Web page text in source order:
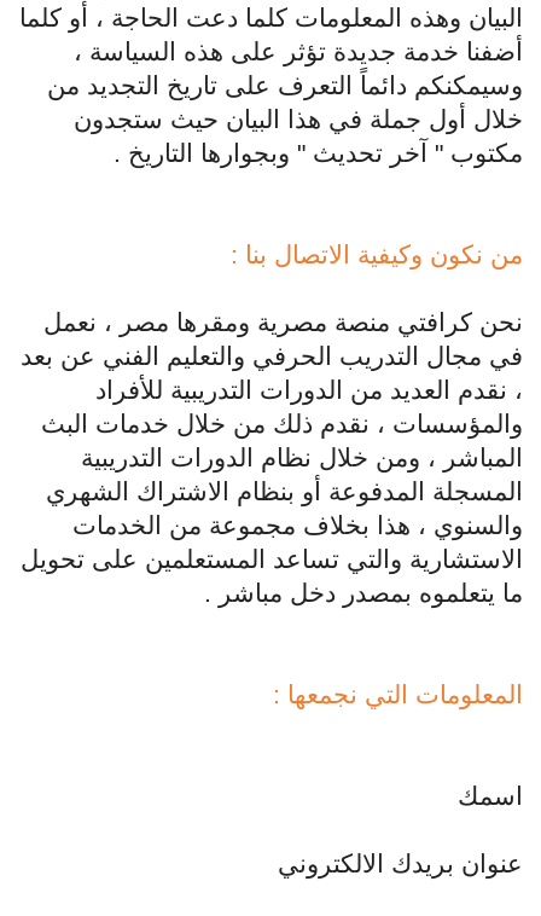
البيان وهذه المعلومات كلما دعت الحاجة ، أو كلما
أضفنا خدمة جديدة تؤثر على هذه السياسة ،
وسيمكنكم دائماً التعرف على تاريخ التجديد من
خلال أول جملة في هذا البيان حيث ستجدون
مكتوب " آخر تحديث " وبجوارها التاريخ .
من نكون وكيفية الاتصال بنا :
نحن كرافتي منصة مصرية ومقرها مصر ، نعمل
في مجال التدريب الحرفي والتعليم الفني عن بعد
، نقدم العديد من الدورات التدريبية للأفراد
والمؤسسات ، نقدم ذلك من خلال خدمات البث
المباشر ، ومن خلال نظام الدورات التدريبية
المسجلة المدفوعة أو بنظام الاشتراك الشهري
والسنوي ، هذا بخلاف مجموعة من الخدمات
الاستشارية والتي تساعد المستعلمين على تحويل
ما يتعلموه بمصدر دخل مباشر .
المعلومات التي نجمعها :
اسمك
عنوان بريدك الالكتروني